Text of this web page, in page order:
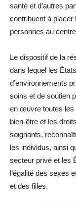
santé et d’autres
contribuent à placer
personnes au
Le dispositif de la
dans lequel les
d’environnements
soins et de soutien
en œuvre toutes les
bien-être et les
soignants,
les individus, ainsi
secteur privé et les
l’égalité des sexes
et des filles.